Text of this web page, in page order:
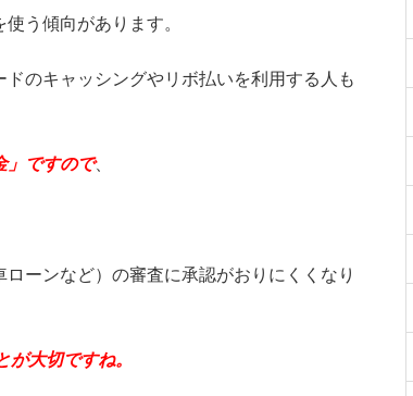
使う傾向があります。
のキャッシングやリボ払いを利用する人も
」ですので、
ーンなど）の審査に承認がおりにくくなり
大切ですね。